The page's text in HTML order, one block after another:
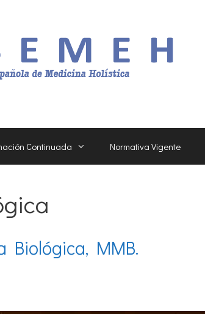
Continuada Normativa Vigente
Biológica, MMB.